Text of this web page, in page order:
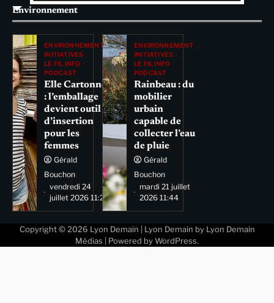
Environnement
ENVIRONNEMENT
INITIATIVES
LE FIL INFO
PODCAST
Elle Cartonne
: l’emballage
devient outil
d’insertion
pour les
femmes
Gérald
Bouchon
vendredi 24
juillet 2026 11:29
ENVIRONNEMENT
INITIATIVES
LE FIL INFO
PODCAST
Rainbeau : du
mobilier
urbain
capable de
collecter l’eau
de pluie
Gérald
Bouchon
mardi 21 juillet
2026 11:44
Copyright © 2026 Lyon Demain | Lyon Demain by Lyon Demain
Médias | Powered by WordPress.